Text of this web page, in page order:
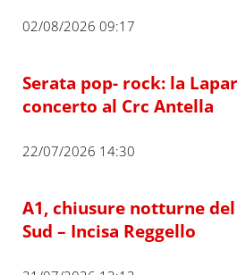
02/08/2026 09:17
Serata pop- rock: la
concerto al Crc Antella
22/07/2026 14:30
A1, chiusure notturne
Sud – Incisa Reggello